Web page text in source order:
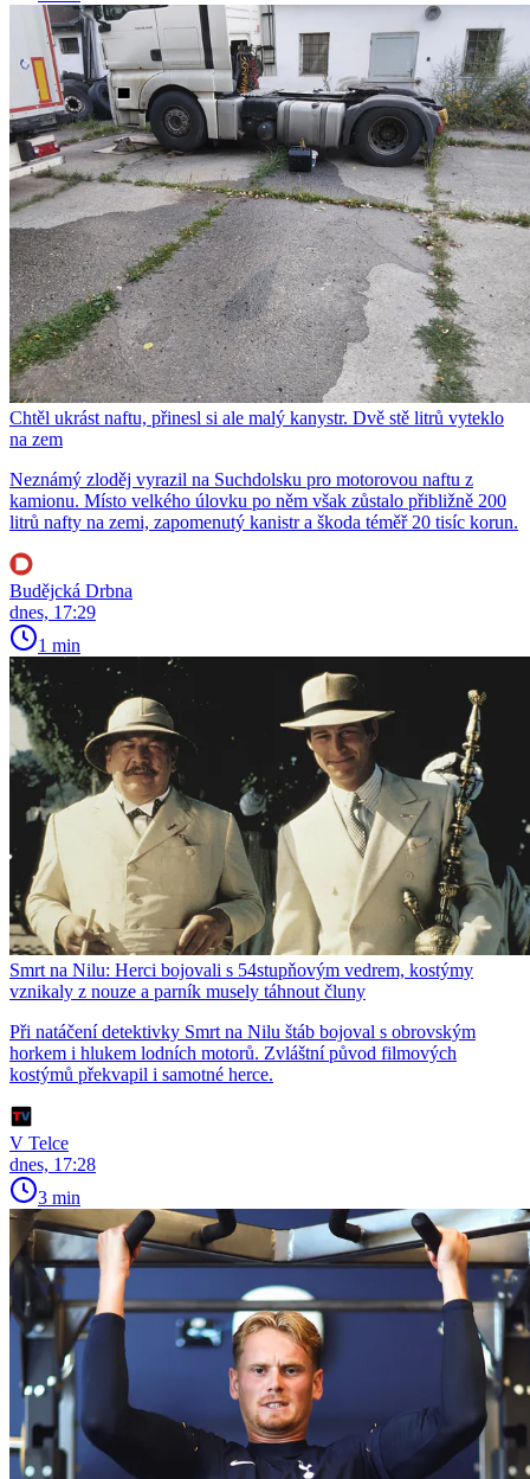
Chtěl ukrást naftu, přinesl si ale malý kanystr. Dvě stě litrů vyteklo
na zem
Neznámý zloděj vyrazil na Suchdolsku pro motorovou naftu z
kamionu. Místo velkého úlovku po něm však zůstalo přibližně 200
litrů nafty na zemi, zapomenutý kanistr a škoda téměř 20 tisíc korun.
Budějcká Drbna
dnes, 17:29
1 min
Smrt na Nilu: Herci bojovali s 54stupňovým vedrem, kostýmy
vznikaly z nouze a parník musely táhnout čluny
Při natáčení detektivky Smrt na Nilu štáb bojoval s obrovským
horkem i hlukem lodních motorů. Zvláštní původ filmových
kostýmů překvapil i samotné herce.
V Telce
dnes, 17:28
3 min